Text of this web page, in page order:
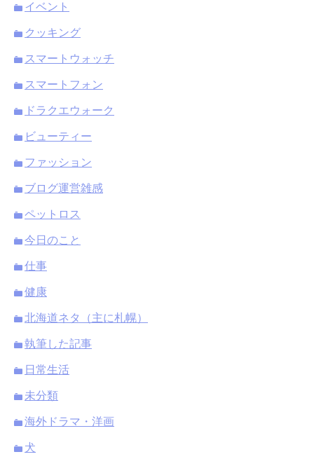
イベント
クッキング
スマートウォッチ
スマートフォン
ドラクエウォーク
ビューティー
ファッション
ブログ運営雑感
ペットロス
今日のこと
仕事
健康
北海道ネタ（主に札幌）
執筆した記事
日常生活
未分類
海外ドラマ・洋画
犬